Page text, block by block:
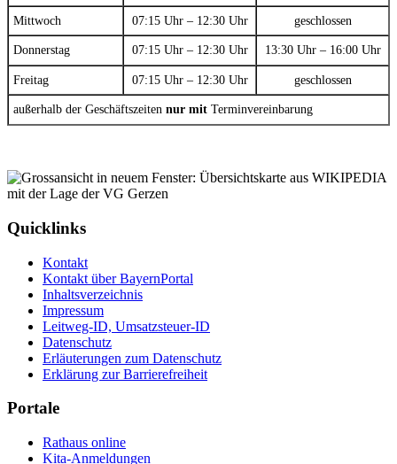
Mittwoch 07:15 Uhr – 12:30 Uhr geschlossen
Donnerstag 07:15 Uhr – 12:30 Uhr 13:30 Uhr – 16:00 Uhr
Freitag 07:15 Uhr – 12:30 Uhr geschlossen
außerhalb der Geschäftszeiten nur mit Terminvereinbarung
Quicklinks
Kontakt
Kontakt über BayernPortal
Inhaltsverzeichnis
Impressum
Leitweg-ID, Umsatzsteuer-ID
Datenschutz
Erläuterungen zum Datenschutz
Erklärung zur Barrierefreiheit
Portale
Rathaus online
Kita-Anmeldungen